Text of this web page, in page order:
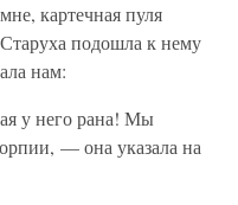
картечная пуля
подошла к нему
нам:
у него рана! Мы
— она указала на